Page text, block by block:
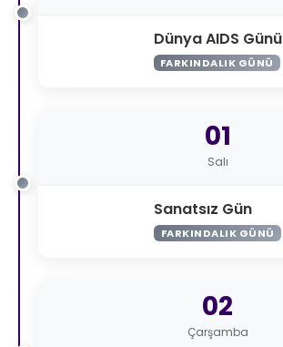
Dünya AIDS Günü
FARKINDALIK GÜNÜ
01
Salı
Sanatsız Gün
FARKINDALIK GÜNÜ
02
Çarşamba